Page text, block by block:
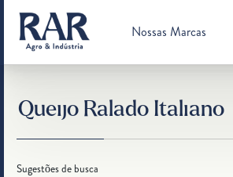
Sugestões de busca
Nossas Marcas